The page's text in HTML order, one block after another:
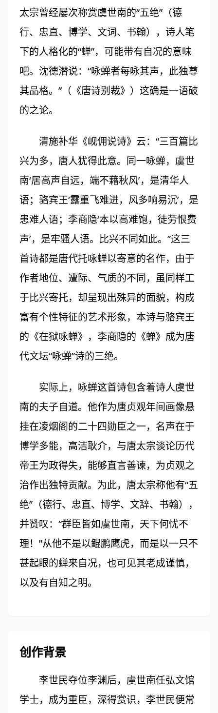
太宗曾经屡次称赏虞世南的“五绝”（德
行、忠直、博学、文词、书翰），诗人笔
下的人格化的“蝉”，可能带有自况的意味
吧。沈德潜说：“咏蝉者每咏其声，此独尊
其品格。”（《唐诗别裁》）这确是一语破
的之论。
清施补华《岘佣说诗》云：“三百篇比
兴为多，唐人犹得此意。同一咏蝉，虞世
南‘居高声自远，端不藉秋风’，是清华人
语；骆宾王‘露重飞难进，风多响易沉’，是
患难人语；李商隐‘本以高难饱，徒劳恨费
声’，是牢骚人语。比兴不同如此。”这三
首诗都是唐代托咏蝉以寄意的名作，由于
作者地位、遭际、气质的不同，虽同样工
于比兴寄托，却呈现出殊异的面貌，构成
富有个性特征的艺术形象，本诗与骆宾王
的《在狱咏蝉》，李商隐的《蝉》成为唐
代文坛“咏蝉”诗的三绝。
实际上，咏蝉这首诗包含着诗人虞世
南的夫子自道。他作为唐贞观年间画像悬
挂在凌烟阁的二十四勋臣之一，名声在于
博学多能，高洁耿介，与唐太宗谈论历代
帝王为政得失，能够直言善谏，为贞观之
治作出独特贡献。为此，唐太宗称他有“五
绝”（德行、忠直、博学、文辞、书翰），
并赞叹：“群臣皆如虞世南，天下何忧不
理！”从他不是以鲲鹏鹰虎，而是以一只不
甚起眼的蝉来自况，也可见其老成谨慎，
以及有自知之明。
创作背景
李世民夺位李渊后，虞世南任弘文馆
学士，成为重臣，深得赏识，李世民便常